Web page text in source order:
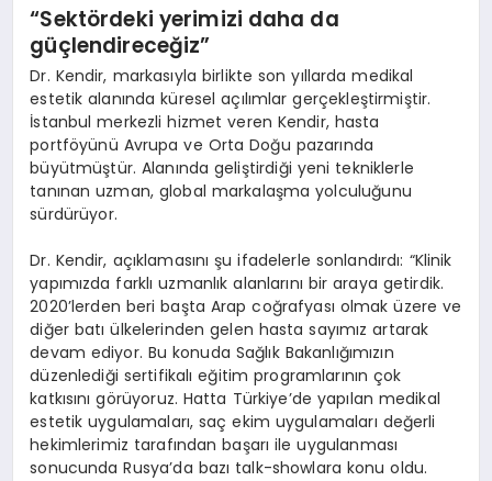
“Sektördeki yerimizi daha da
güçlendireceğiz”
Dr. Kendir, markasıyla birlikte son yıllarda medikal
estetik alanında küresel açılımlar gerçekleştirmiştir.
İstanbul merkezli hizmet veren Kendir, hasta
portföyünü Avrupa ve Orta Doğu pazarında
büyütmüştür. Alanında geliştirdiği yeni tekniklerle
tanınan uzman, global markalaşma yolculuğunu
sürdürüyor.
Dr. Kendir, açıklamasını şu ifadelerle sonlandırdı: “Klinik
yapımızda farklı uzmanlık alanlarını bir araya getirdik.
2020’lerden beri başta Arap coğrafyası olmak üzere ve
diğer batı ülkelerinden gelen hasta sayımız artarak
devam ediyor. Bu konuda Sağlık Bakanlığımızın
düzenlediği sertifikalı eğitim programlarının çok
katkısını görüyoruz. Hatta Türkiye’de yapılan medikal
estetik uygulamaları, saç ekim uygulamaları değerli
hekimlerimiz tarafından başarı ile uygulanması
sonucunda Rusya’da bazı talk-showlara konu oldu.